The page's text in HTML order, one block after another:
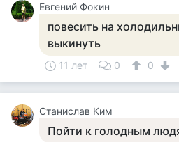
Евгений Фокин
повесить на
выкинуть
11 лет 0 0
Станислав Ким
Пойти к голодным